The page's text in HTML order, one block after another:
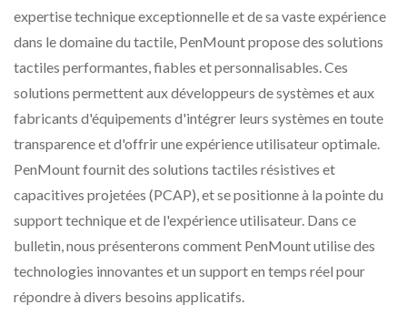
expertise technique exceptionnelle et de sa vaste expérience
dans le domaine du tactile, PenMount propose des solutions
tactiles performantes, fiables et personnalisables. Ces
solutions permettent aux développeurs de systèmes et aux
fabricants d'équipements d'intégrer leurs systèmes en toute
transparence et d'offrir une expérience utilisateur optimale.
PenMount fournit des solutions tactiles résistives et
capacitives projetées (PCAP), et se positionne à la pointe du
support technique et de l'expérience utilisateur. Dans ce
bulletin, nous présenterons comment PenMount utilise des
technologies innovantes et un support en temps réel pour
répondre à divers besoins applicatifs.